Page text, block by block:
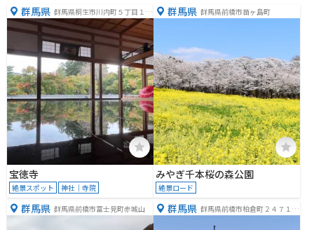
群馬県 群馬県桐生市川内町５丁目１６
０８
宝徳寺
絶景スポット 神社｜寺院
群馬県 群馬県前橋市苗ヶ島町
みやぎ千本桜の森公園
絶景ロード
群馬県 群馬県前橋市富士見町赤城山 群馬県 群馬県前橋市柏倉町２４７１